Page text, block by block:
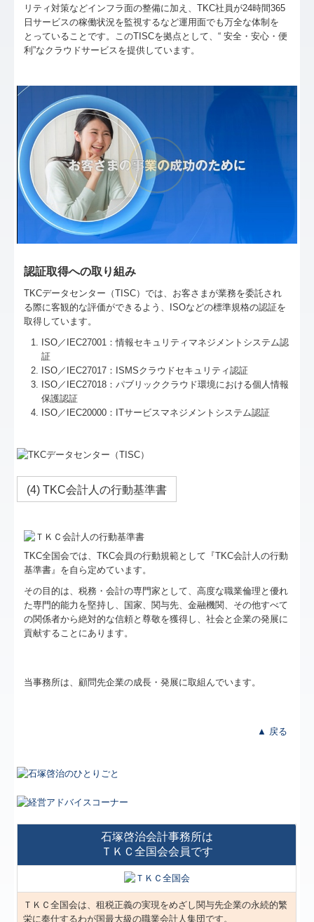
石塚啓治会計事務所は
ＴＫＣ全国会会員です
ＴＫＣ全国会は、租税正義の実現をめざし関与先企業の永続的繁
栄に奉仕するわが国最大級の職業会計人集団です。
リティ対策などインフラ面の整備に加え、TKC社員が24時間365
日サービスの稼働状況を監視するなど運用面でも万全な体制を
とっていることです。このTISCを拠点として、“ 安全・安心・便
利”なクラウドサービスを提供しています。
認証取得への取り組み
TKCデータセンター（TISC）では、お客さまが業務を委託され
る際に客観的な評価ができるよう、ISOなどの標準規格の認証を
取得しています。
ISO／IEC27001：情報セキュリティマネジメントシステム認
証
ISO／IEC27017：ISMSクラウドセキュリティ認証
ISO／IEC27018：パブリッククラウド環境における個人情報
保護認証
ISO／IEC20000：ITサービスマネジメントシステム認証
(4) TKC会計人の行動基準書
TKC全国会では、TKC会員の行動規範として『TKC会計人の行動
基準書』を自ら定めています。
その目的は、税務・会計の専門家として、高度な職業倫理と優れ
た専門的能力を堅持し、国家、関与先、金融機関、その他すべて
の関係者から絶対的な信頼と尊敬を獲得し、社会と企業の発展に
貢献することにあります。
当事務所は、顧問先企業の成長・発展に取組んでいます。
▲ 戻る